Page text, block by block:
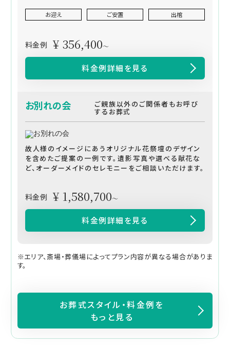
お迎え ご安置 出棺
料金例 ¥ 356,400～
料金例詳細を見る
お別れの会 ご親族以外のご関係者もお呼び
するお葬式
故人様のイメージにあうオリジナル花祭壇のデザイン
を含めたご提案の一例です。遺影写真や選べる献花な
ど、オーダーメイドのセレモニーをご相談いただけます。
料金例 ¥ 1,580,700～
料金例詳細を見る
※エリア、斎場・葬儀場によってプラン内容が異なる場合がありま
す。
お葬式スタイル・料金例を
もっと見る